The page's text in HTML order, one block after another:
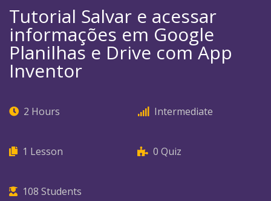
Tutorial Salvar e acessar
informações em Google
Planilhas e Drive com App
Inventor
2 Hours Intermediate
1 Lesson 0 Quiz
108 Students